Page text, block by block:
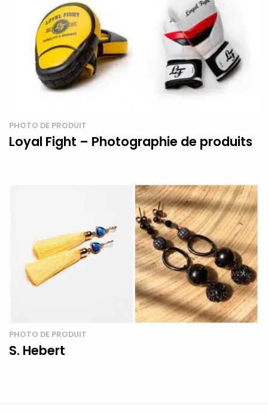
PHOTO DE PRODUIT
Loyal Fight – Photographie de produits
PHOTO DE PRODUIT
S. Hebert